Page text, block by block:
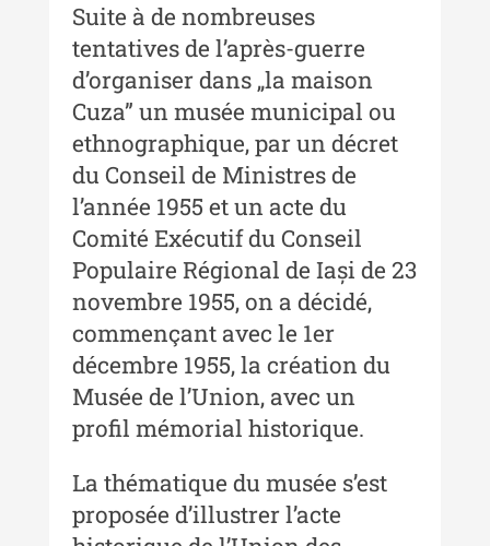
Buletinul ”Ioan Neculce” al
Muzeului de Istorie a Moldovei -
XXII / 2016
Indexul Complet
Anuarul Muzeului Etnografic al
Moldovei
Anuarul Muzeului Etnografic al
Moldovei - XXII / 2022
Anuarul Muzeului Etnografic al
Moldovei - XXI / 2021
Anuarul Muzeului Etnografic al
Moldovei - XX / 2020
Indexul Complet
Buletinul Muzeului Științei și
Tehnicii ”Ștefan Procopiu”
Suite à de nombreuses
tentatives de l’après-guerre
d’organiser dans „la maison
Cuza” un musée municipal ou
ethnographique, par un décret
du Conseil de Ministres de
l’année 1955 et un acte du
Comité Exécutif du Conseil
Populaire Régional de Iași de 23
novembre 1955, on a décidé,
commençant avec le 1er
décembre 1955, la création du
Musée de l’Union, avec un
profil mémorial historique.
La thématique du musée s’est
proposée d’illustrer l’acte